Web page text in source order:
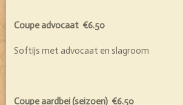
Coupe advocaat €6.50
Softijs met advocaat en slagroom
Coupe aardbei (seizoen) €6.50